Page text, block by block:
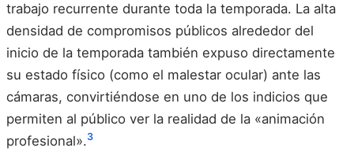
trabajo recurrente durante toda la temporada. La alta
densidad de compromisos públicos alrededor del
inicio de la temporada también expuso directamente
su estado físico (como el malestar ocular) ante las
cámaras, convirtiéndose en uno de los indicios que
permiten al público ver la realidad de la «animación
profesional».3